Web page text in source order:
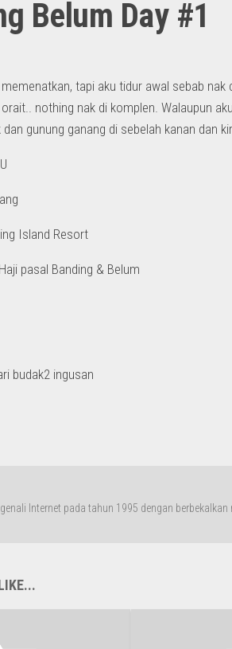
Belum Day #1
tapi aku tidur awal sebab
nothing nak di komplen. Walaupun
gunung ganang di sebelah kanan dan
Island Resort
pasal Banding & Belum
budak2 ingusan
Internet pada tahun 1995 dengan